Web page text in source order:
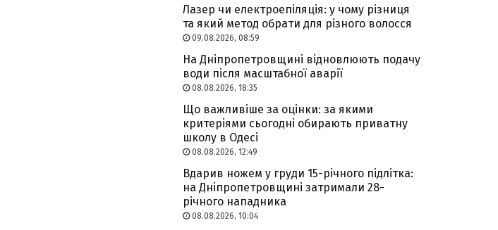
Лазер чи електроепіляція: у чому різниця
та який метод обрати для різного волосся
09.08.2026, 08:59
На Дніпропетровщині відновлюють подачу
води після масштабної аварії
08.08.2026, 18:35
Що важливіше за оцінки: за якими
критеріями сьогодні обирають приватну
школу в Одесі
08.08.2026, 12:49
Вдарив ножем у груди 15-річного підлітка:
на Дніпропетровщині затримали 28-
річного нападника
08.08.2026, 10:04